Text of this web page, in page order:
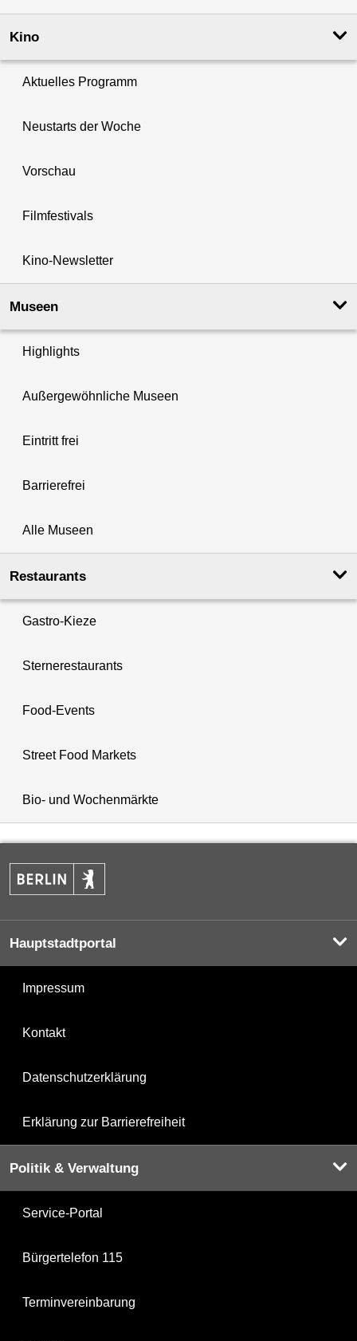
Kino
Aktuelles Programm
Neustarts der Woche
Vorschau
Filmfestivals
Kino-Newsletter
Museen
Highlights
Außergewöhnliche Museen
Eintritt frei
Barrierefrei
Alle Museen
Restaurants
Gastro-Kieze
Sternerestaurants
Food-Events
Street Food Markets
Bio- und Wochenmärkte
Hauptstadtportal
Impressum
Kontakt
Datenschutzerklärung
Erklärung zur Barrierefreiheit
Politik & Verwaltung
Service-Portal
Bürgertelefon 115
Terminvereinbarung